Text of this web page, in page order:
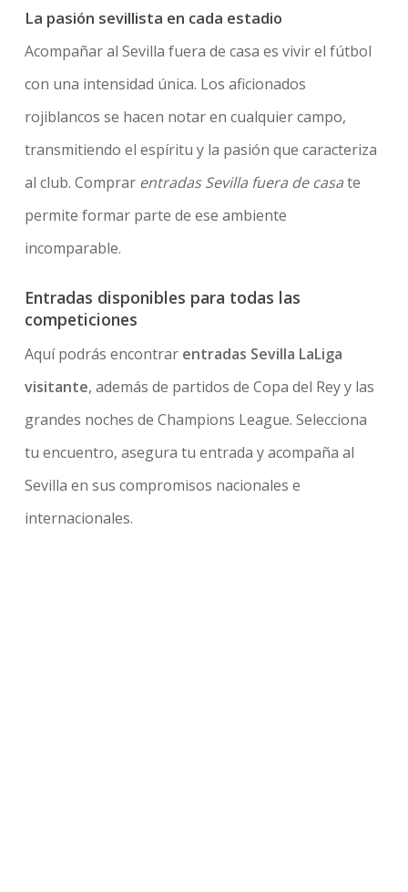
La pasión sevillista en cada estadio
Acompañar al Sevilla fuera de casa es vivir el fútbol
con una intensidad única. Los aficionados
rojiblancos se hacen notar en cualquier campo,
transmitiendo el espíritu y la pasión que caracteriza
al club. Comprar entradas Sevilla fuera de casate
permite formar parte de ese ambiente
incomparable.
Entradas disponibles para todas las
competiciones
Aquí podrás encontrar entradas Sevilla LaLiga
visitante, además de partidos de Copa del Rey y las
grandes noches de Champions League. Selecciona
tu encuentro, asegura tu entrada y acompaña al
Sevilla en sus compromisos nacionales e
internacionales.